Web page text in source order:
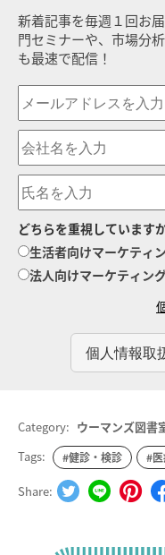
新着記事を毎週１回お
門セミナーや、市場分
も最速で配信！
どちらを重視しています
生活者向けマーケティ
法人向けマーケティン
Category: ウーマンズ図書
Tags:
#健診・検診 #
Share: